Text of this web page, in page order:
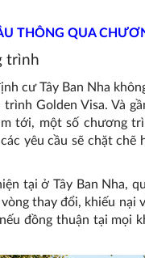
THÔNG QUA
trình
cư Tây Ban Nha
Golden Visa. Và
tới, một số chương
yêu cầu sẽ chặt
tại ở Tây Ban Nha,
thay đổi, khiếu nại
đồng thuận tại mọi